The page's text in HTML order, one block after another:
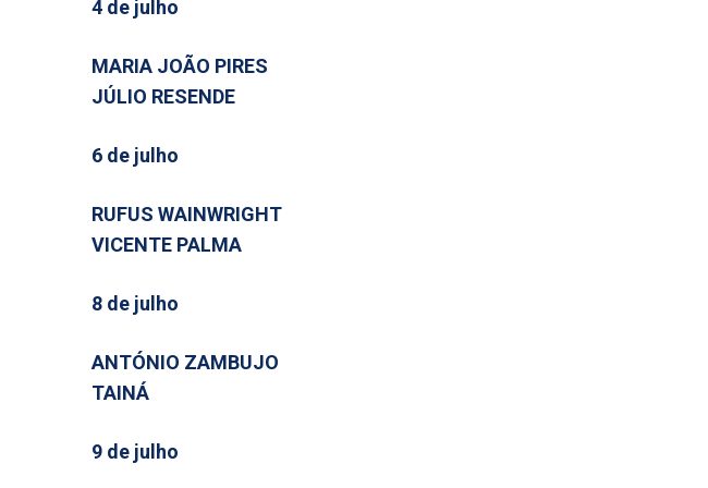
4 de julho
MARIA JOÃO PIRES
JÚLIO RESENDE
6 de julho
RUFUS WAINWRIGHT
VICENTE PALMA
8 de julho
ANTÓNIO ZAMBUJO
TAINÁ
9 de julho